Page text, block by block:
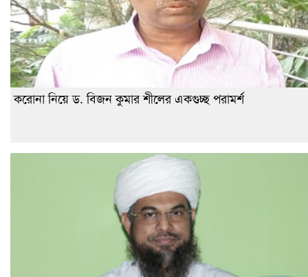
করোনা নিয়ে ড. বিজন কুমার শীলের একগুচ্ছ পরামর্শ